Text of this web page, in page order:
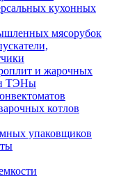
кухонных
мясорубок
и жарочных
ТЭНы
котлов
упаковщиков